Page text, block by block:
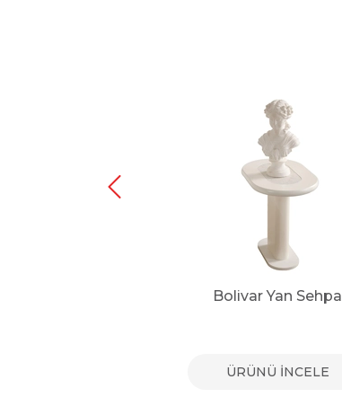
Bolivar Yan Sehpa
ÜRÜNÜ İNCELE